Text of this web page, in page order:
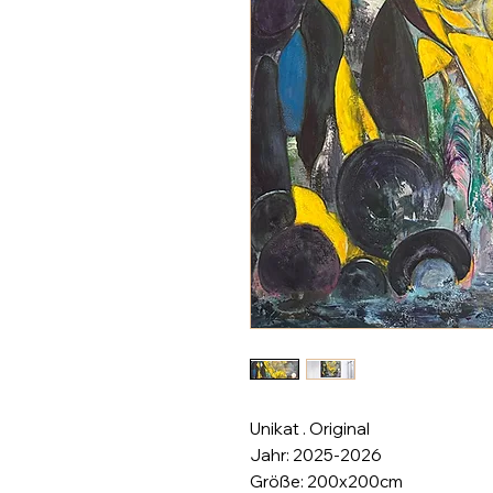
Unikat . Original
Jahr: 2025-2026
Größe: 200x200cm